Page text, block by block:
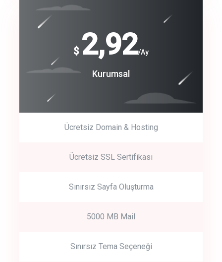
track energy costs
Get Started
Start by trying our service for 30 days free trial no credit card
$ 2,92/Ay
Kurumsal
Ücretsiz Domain & Hosting
Ücretsiz SSL Sertifikası
Sınırsız Sayfa Oluşturma
5000 MB Mail
Sınırsız Tema Seçeneği
$
240
Coroprate